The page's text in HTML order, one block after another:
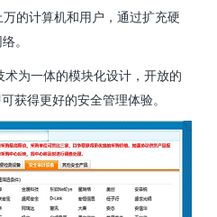
的计算机和用户，通过扩充硬
。
术为一体的模块化设计，开放的
获得更好的安全管理体验。